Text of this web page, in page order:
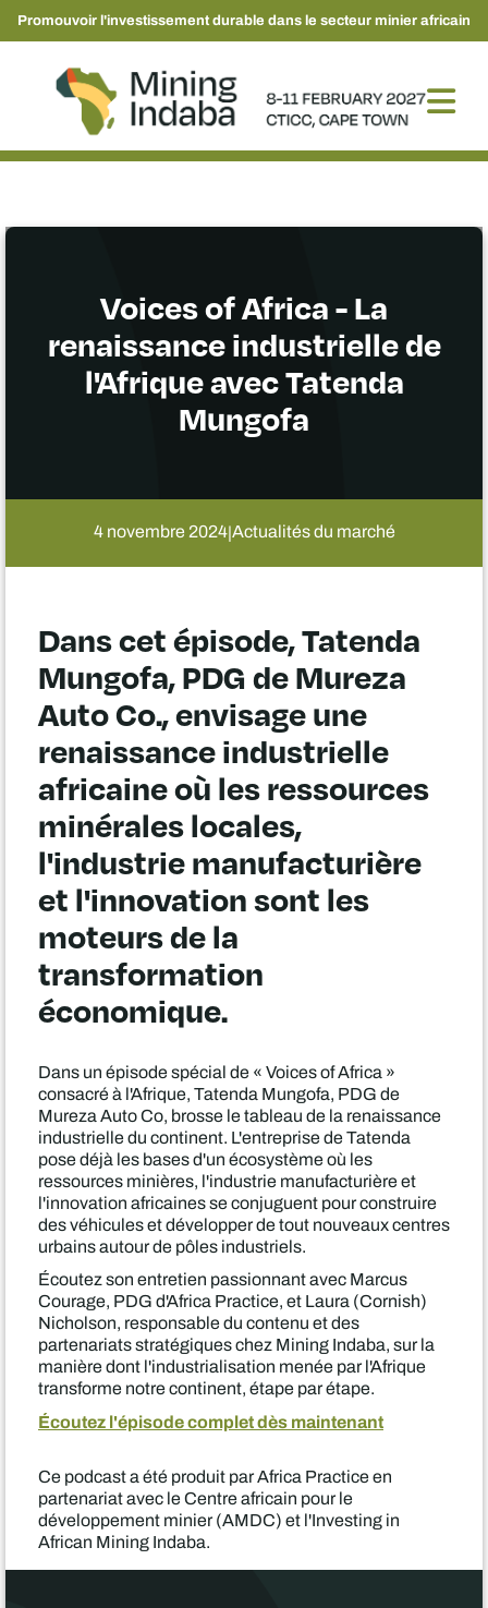
Promouvoir l'investissement durable dans le secteur minier africain
Voices of Africa - La
renaissance industrielle de
l'Afrique avec Tatenda
Mungofa
4 novembre 2024|Actualités du marché
Dans cet épisode, Tatenda
Mungofa, PDG de Mureza
Auto Co., envisage une
renaissance industrielle
africaine où les ressources
minérales locales,
l'industrie manufacturière
et l'innovation sont les
moteurs de la
transformation
économique.
Dans un épisode spécial de « Voices of Africa »
consacré à l'Afrique, Tatenda Mungofa, PDG de
Mureza Auto Co, brosse le tableau de la renaissance
industrielle du continent. L'entreprise de Tatenda
pose déjà les bases d'un écosystème où les
ressources minières, l'industrie manufacturière et
l'innovation africaines se conjuguent pour construire
des véhicules et développer de tout nouveaux centres
urbains autour de pôles industriels.
Écoutez son entretien passionnant avec Marcus
Courage, PDG d'Africa Practice, et Laura (Cornish)
Nicholson, responsable du contenu et des
partenariats stratégiques chez Mining Indaba, sur la
manière dont l'industrialisation menée par l'Afrique
transforme notre continent, étape par étape.
Écoutez l'épisode complet dès maintenant
Ce podcast a été produit par Africa Practice en
partenariat avec le Centre africain pour le
développement minier (AMDC) et l'Investing in
African Mining Indaba.